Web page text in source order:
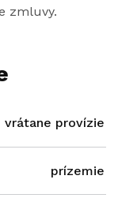
zmluvy.
vrátane provízie
prízemie